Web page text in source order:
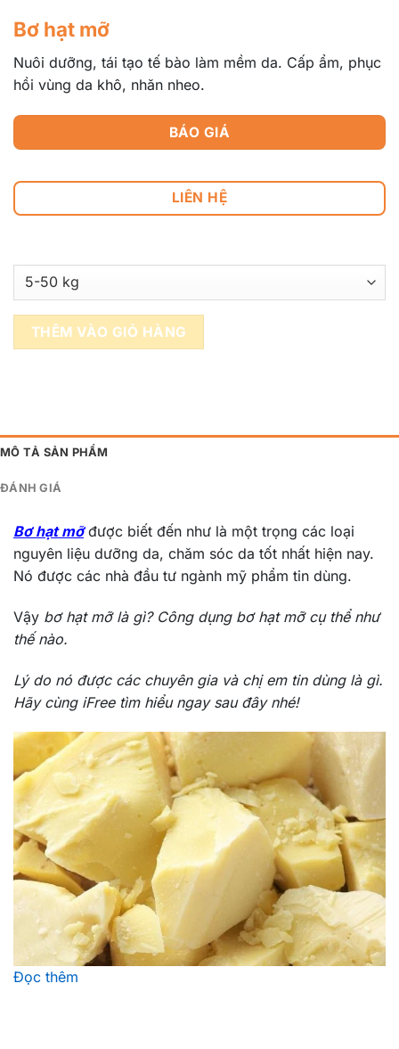
Bơ hạt mỡ
Nuôi dưỡng, tái tạo tế bào làm mềm da. Cấp ẩm, phục
hồi vùng da khô, nhăn nheo.
BÁO GIÁ
LIÊN HỆ
THÊM VÀO GIỎ HÀNG
MÔ TẢ SẢN PHẨM
ĐÁNH GIÁ
Bơ hạt mỡđược biết đến như là một trọng các loại
nguyên liệu dưỡng da, chăm sóc da tốt nhất hiện nay.
Nó được các nhà đầu tư ngành mỹ phẩm tin dùng.
Vậy bơ hạt mỡ là gì? Công dụng bơ hạt mỡ cụ thể như
thế nào.
Lý do nó được các chuyên gia và chị em tin dùng là gì.
Hãy cùng iFree tìm hiểu ngay sau đây nhé!
Đọc thêm